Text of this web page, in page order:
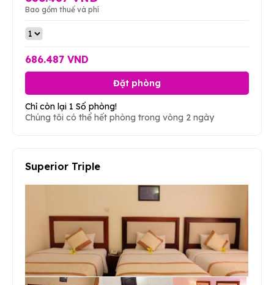
Bao gồm thuế và phí
686.487 VND
Đặt phòng
Chỉ còn lại 1 Số phòng!
Chúng tôi có thể hết phòng trong vòng 2 ngày
Superior Triple